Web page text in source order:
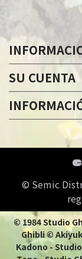
SU CUENTA
© Semic
© 1984 Studio
Ghibli ©
Kadono -